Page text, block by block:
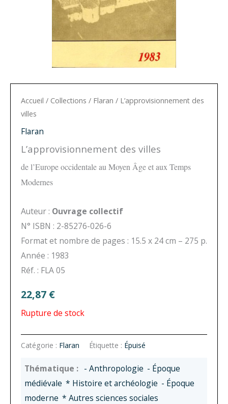
Accueil / Collections / Flaran / L’approvisionnement des
villes
Flaran
L’approvisionnement des villes
de l’Europe occidentale au Moyen Âge et aux Temps
Modernes
Auteur : Ouvrage collectif
N° ISBN : 2-85276-026-6
Format et nombre de pages : 15.5 x 24 cm – 275 p.
Année : 1983
Réf. : FLA 05
22,87 €
Rupture de stock
Catégorie : Flaran Étiquette : Épuisé
- Anthropologie - Époque
médiévale * Histoire et archéologie - Époque
moderne * Autres sciences sociales